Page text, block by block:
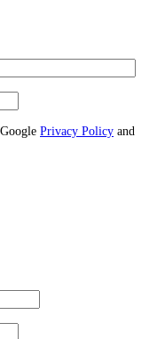
Privacy Policy and